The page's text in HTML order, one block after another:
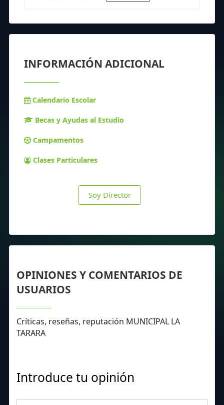
INFORMACIÓN ADICIONAL
Calendario Escolar
Becas y Ayudas al Estudio
Campamentos
Clases Particulares
Soy Director
OPINIONES Y COMENTARIOS DE
USUARIOS
Críticas, reseñas, reputación MUNICIPAL LA
TARARA
Introduce tu opinión